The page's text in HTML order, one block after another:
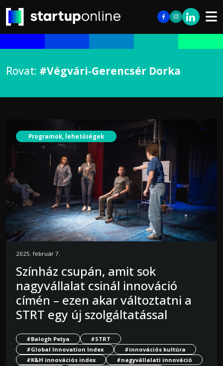
Rovat: #Végvári-Gerencsér Dorka
Programok, lehetőségek
2025. február 7.
Színház csupán, amit sok
nagyvállalat csinál innováció
címén – ezen akar változtatni a
STRT egy új szolgáltatással
#Balogh Petya
#STRT
#Global Innovation Index
#innovációs kultúra
#K&H innovációs index
#nagyvállalati innováció